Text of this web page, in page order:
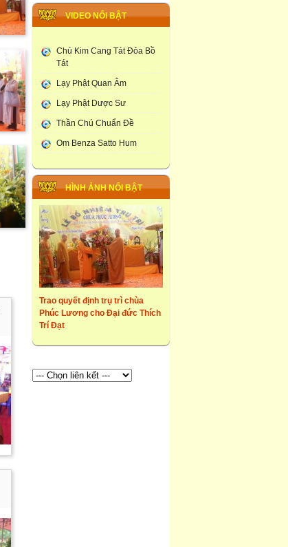
Hưng Yên
Tây Du Ký Dưới Góc
Truyền Thống Phật
Giao
Học Viện Phật Giao
larung ga
Thạt Luống -Tháp Của
Chùa Phúc Lương :
Tổ Chức Lễ Khai Đàn
Dược Sư Thất Châu
VIDEO NỔI BẬT
Chú Kim Cang Tát Đỏa Bồ
Tát
Lạy Phật Quan Âm
Lạy Phật Dược Sư
Thần Chú Chuẩn Đề
Om Benza Satto Hum
HÌNH ẢNH NỔI BẬT
Trao quyết định trụ trì chùa
Phúc Lương cho Đại đức Thích
Trí Đạt